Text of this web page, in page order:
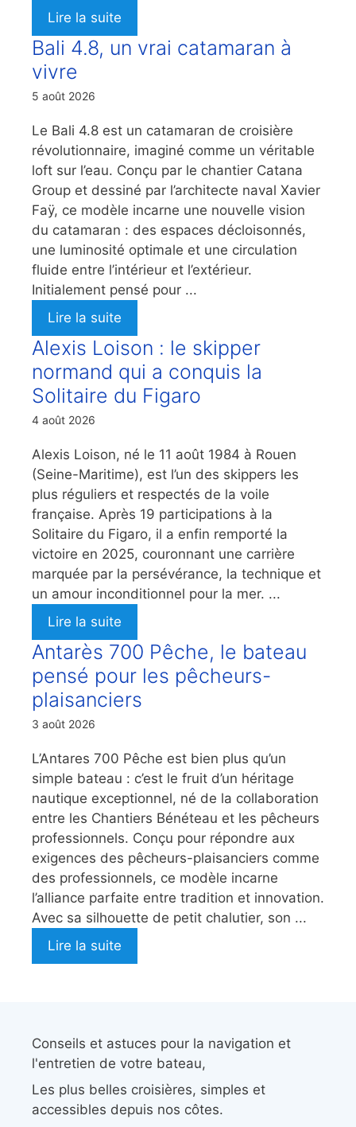
Lire la suite
Bali 4.8, un vrai catamaran à
vivre
5 août 2026
Le Bali 4.8 est un catamaran de croisière
révolutionnaire, imaginé comme un véritable
loft sur l’eau. Conçu par le chantier Catana
Group et dessiné par l’architecte naval Xavier
Faÿ, ce modèle incarne une nouvelle vision
du catamaran : des espaces décloisonnés,
une luminosité optimale et une circulation
fluide entre l’intérieur et l’extérieur.
Initialement pensé pour ...
Lire la suite
Alexis Loison : le skipper
normand qui a conquis la
Solitaire du Figaro
4 août 2026
Alexis Loison, né le 11 août 1984 à Rouen
(Seine-Maritime), est l’un des skippers les
plus réguliers et respectés de la voile
française. Après 19 participations à la
Solitaire du Figaro, il a enfin remporté la
victoire en 2025, couronnant une carrière
marquée par la persévérance, la technique et
un amour inconditionnel pour la mer. ...
Lire la suite
Antarès 700 Pêche, le bateau
pensé pour les pêcheurs-
plaisanciers
3 août 2026
L’Antares 700 Pêche est bien plus qu’un
simple bateau : c’est le fruit d’un héritage
nautique exceptionnel, né de la collaboration
entre les Chantiers Bénéteau et les pêcheurs
professionnels. Conçu pour répondre aux
exigences des pêcheurs-plaisanciers comme
des professionnels, ce modèle incarne
l’alliance parfaite entre tradition et innovation.
Avec sa silhouette de petit chalutier, son ...
Lire la suite
Conseils et astuces pour la navigation et
l'entretien de votre bateau,
Les plus belles croisières, simples et
accessibles depuis nos côtes.